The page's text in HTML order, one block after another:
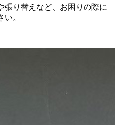
張り替えなど、お困りの際に
。